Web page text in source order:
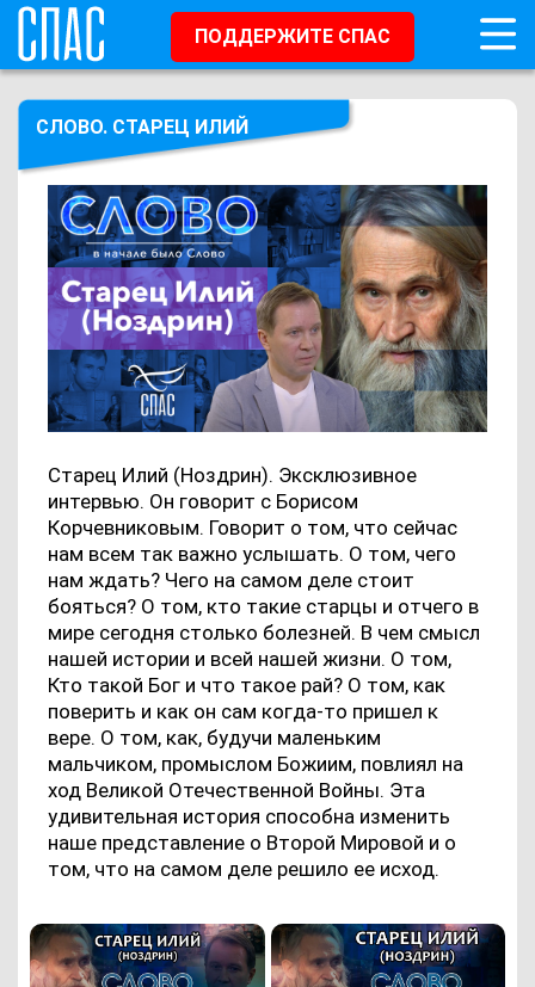
ПОДДЕРЖИТЕ СПАС
СЛОВО. СТАРЕЦ ИЛИЙ
Старец Илий (Ноздрин). Эксклюзивное
интервью. Он говорит с Борисом
Корчевниковым. Говорит о том, что сейчас
нам всем так важно услышать. О том, чего
нам ждать? Чего на самом деле стоит
бояться? О том, кто такие старцы и отчего в
мире сегодня столько болезней. В чем смысл
нашей истории и всей нашей жизни. О том,
Кто такой Бог и что такое рай? О том, как
поверить и как он сам когда-то пришел к
вере. О том, как, будучи маленьким
мальчиком, промыслом Божиим, повлиял на
ход Великой Отечественной Войны. Эта
удивительная история способна изменить
наше представление о Второй Мировой и о
том, что на самом деле решило ее исход.